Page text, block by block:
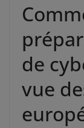
de
vue